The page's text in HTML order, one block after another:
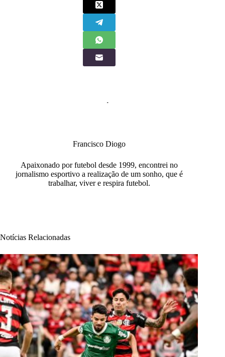
Francisco Diogo
Apaixonado por futebol desde 1999, encontrei no
jornalismo esportivo a realização de um sonho, que é
trabalhar, viver e respira futebol.
Notícias Relacionadas